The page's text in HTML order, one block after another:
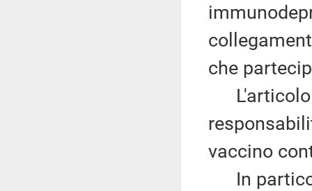
che
L'articolo
vaccino
In